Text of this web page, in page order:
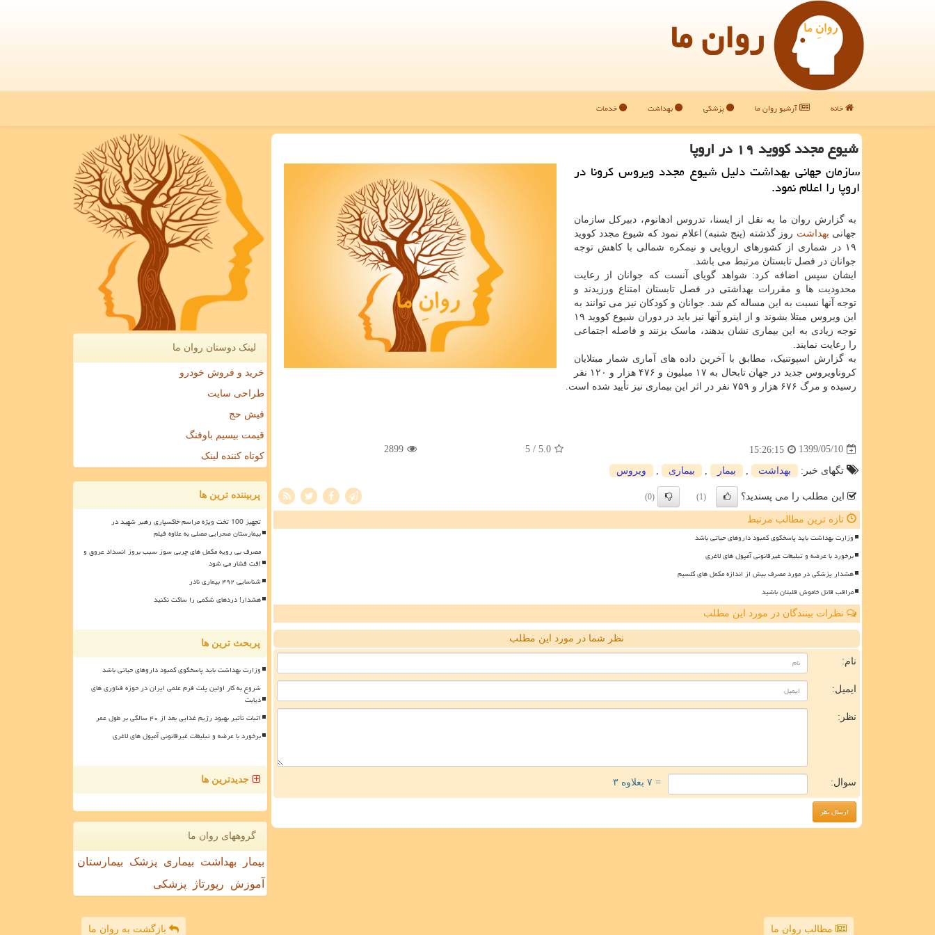
روان ما
خانه آرشیو روان ما پزشکی بهداشت خدمات
شیوع مجدد كووید ۱۹ در اروپا
سازمان جهانی بهداشت دلیل شیوع مجدد ویروس كرونا در
اروپا را اعلام نمود.
به گزارش روان ما به نقل از ایسنا، تدروس ادهانوم، دبیرکل سازمان
جهانی بهداشت روز گذشته (پنج شنبه) اعلام نمود که شیوع مجدد کووید
۱۹ در شماری از کشورهای اروپایی و نیمکره شمالی با کاهش توجه
جوانان در فصل تابستان مرتبط می باشد.
ایشان سپس اضافه کرد: شواهد گویای آنست که جوانان از رعایت
محدودیت ها و مقررات بهداشتی در فصل تابستان امتناع ورزیدند و
توجه آنها نسبت به این مساله کم شد. جوانان و کودکان نیز می توانند به
این ویروس مبتلا بشوند و از اینرو آنها نیز باید در دوران شیوع کووید ۱۹
توجه زیادی به این بیماری نشان بدهند، ماسک بزنند و فاصله اجتماعی
را رعایت نمایند.
به گزارش اسپوتنیک، مطابق با آخرین داده های آماری شمار مبتلایان
کروناویروس جدید در جهان تابحال به ۱۷ میلیون و ۴۷۶ هزار و ۱۲۰ نفر
رسیده و مرگ ۶۷۶ هزار و ۷۵۹ نفر در اثر این بیماری نیز تأیید شده است.
1399/05/10
15:26:15
5.0
/ 5
2899
تگهای خبر: بهداشت بیمار بیماری ویروس
این مطلب را می پسندید؟ (1)
(0)
تازه ترین مطالب مرتبط
وزارت بهداشت باید پاسخگوی کمبود داروهای حیاتی باشد
برخورد با عرضه و تبلیغات غیرقانونی آمپول های لاغری
هشدار پزشکی در مورد مصرف بیش از اندازه مکمل های کلسیم
مراقب قاتل خاموش قلبتان باشید
نظرات بینندگان در مورد این مطلب
نظر شما در مورد این مطلب
نام:
ایمیل:
نظر:
سوال: = ۷ بعلاوه ۳
لینک دوستان روان ما
خرید و فروش خودرو
طراحی سایت
فیش حج
قیمت بیسیم باوفنگ
کوتاه کننده لینک
پربیننده ترین ها
تجهیز 100 تخت ویژه مراسم خاکسپاری رهبر شهید در
بیمارستان صحرایی مصلی به علاوه فیلم
مصرف بی رویه مکمل های چربی سوز سبب بروز انسداد عروق و
افت فشار می شود
شناسایی ۴۹۲ بیماری نادر
هشدار! دردهای شکمی را ساکت نکنید
پربحث ترین ها
وزارت بهداشت باید پاسخگوی کمبود داروهای حیاتی باشد
شروع به کار اولین پلت فرم علمی ایران در حوزه فناوری های
دیابت
اثبات تأثیر بهبود رژیم غذایی بعد از ۴۰ سالگی بر طول عمر
برخورد با عرضه و تبلیغات غیرقانونی آمپول های لاغری
جدیدترین ها
گروههای روان ما
بیمار بهداشت بیماری پزشک
بیمارستان
آموزش
رپورتاژ پزشکی
مطالب روان ما بازگشت به روان ما